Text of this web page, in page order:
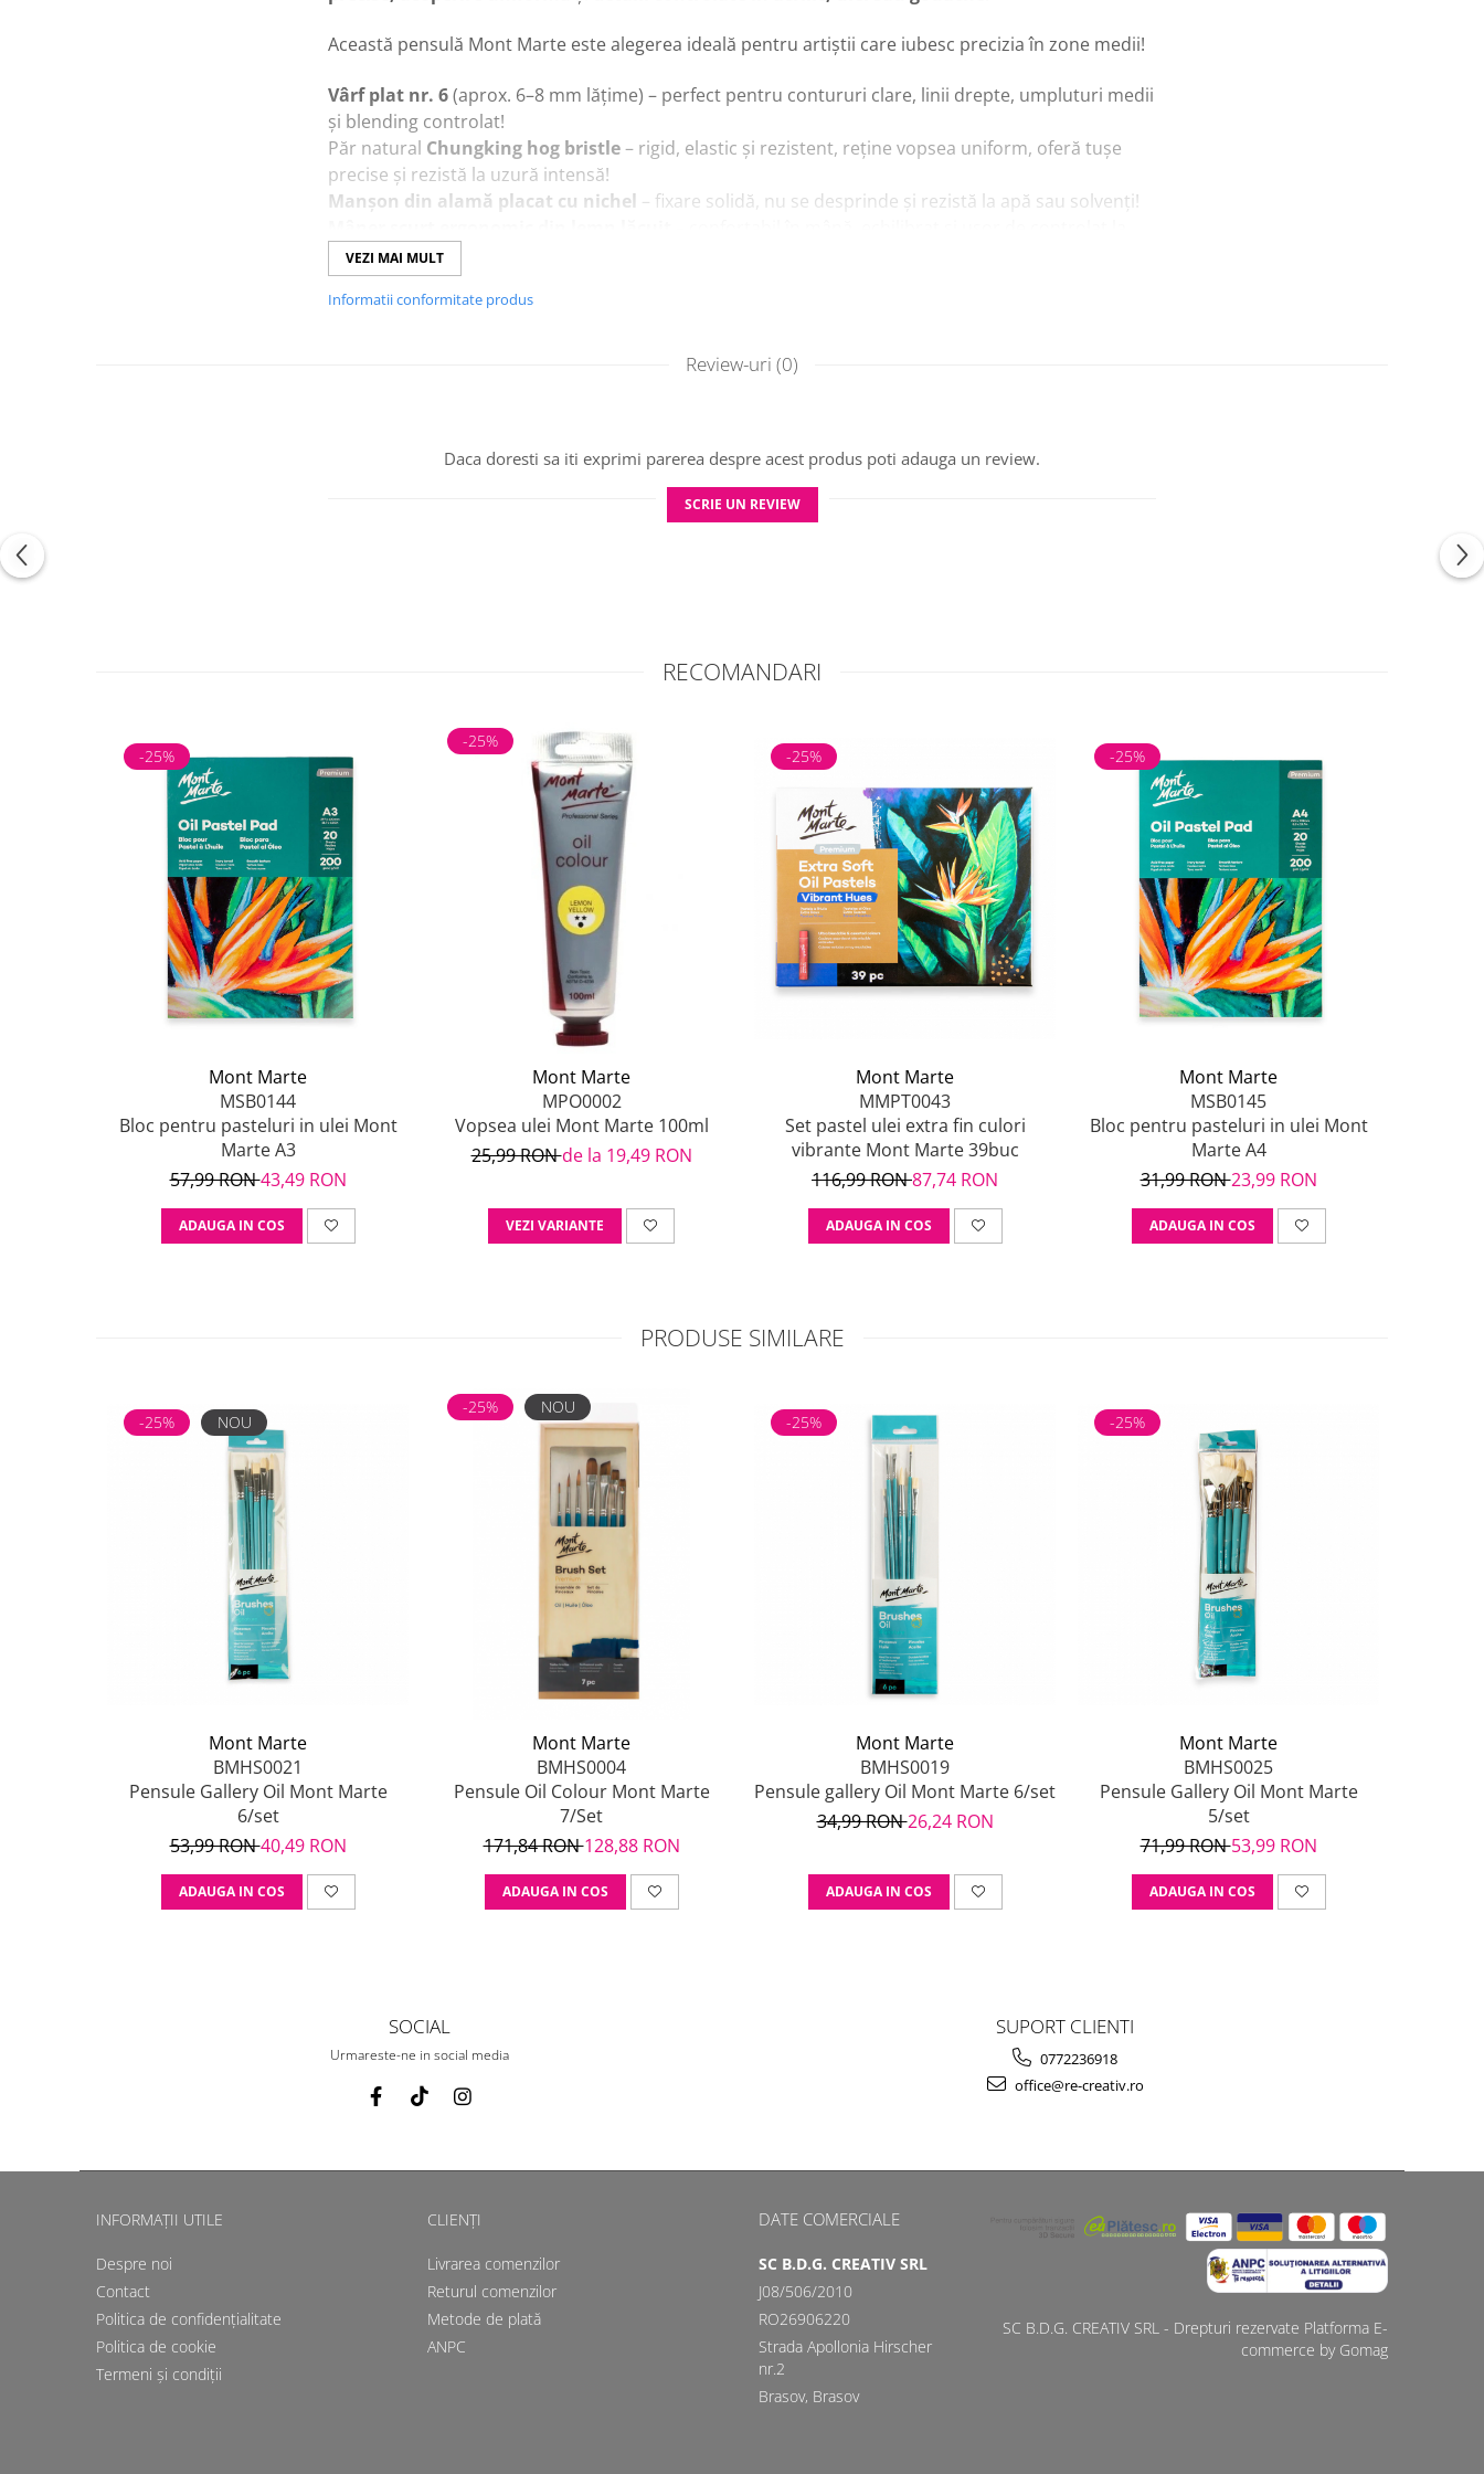
Această pensulă Mont Marte este alegerea ideală pentru artiștii care iubesc precizia în zone medii!
Vârf plat nr. 6(aprox. 6–8 mm lățime) – perfect pentru contururi clare, linii drepte, umpluturi medii
și blending controlat!
Păr natural Chungking hog bristle– rigid, elastic și rezistent, reține vopsea uniform, oferă tușe
precise și rezistă la uzură intensă!
Manșon din alamă placat cu nichel – fixare solidă, nu se desprinde și rezistă la apă sau solvenți!
sesiuni detaliate!
Ideal pentruacrilic, ulei, gouache sau tempera
wow!
acum și lasă detaliile tale să prindă viață cu precizie magică!
VEZI MAI MULT
Informatii conformitate produs
Review-uri (0)
Daca doresti sa iti exprimi parerea despre acest produs poti adauga un review.
SCRIE UN REVIEW
RECOMANDARI
-25%
Mont Marte
MSB0144
Bloc pentru pasteluri in ulei Mont
Marte A3
57,99 RON43,49 RON
ADAUGA IN COS
-25%
Mont Marte
MPO0002
Vopsea ulei Mont Marte 100ml
25,99 RONde la 19,49 RON
VEZI VARIANTE
-25%
Mont Marte
MMPT0043
Set pastel ulei extra fin culori
vibrante Mont Marte 39buc
116,99 RON87,74 RON
ADAUGA IN COS
-25%
Mont Marte
MSB0145
Bloc pentru pasteluri in ulei Mont
Marte A4
31,99 RON23,99 RON
ADAUGA IN COS
PRODUSE SIMILARE
-25% NOU
Mont Marte
BMHS0021
Pensule Gallery Oil Mont Marte
6/set
53,99 RON40,49 RON
ADAUGA IN COS
-25% NOU
Mont Marte
BMHS0004
Pensule Oil Colour Mont Marte
7/Set
171,84 RON128,88 RON
ADAUGA IN COS
-25%
Mont Marte
BMHS0019
Pensule gallery Oil Mont Marte 6/set
34,99 RON26,24 RON
ADAUGA IN COS
-25%
Mont Marte
BMHS0025
Pensule Gallery Oil Mont Marte
5/set
71,99 RON53,99 RON
ADAUGA IN COS
SOCIAL
Urmareste-ne in social media
SUPORT CLIENTI
0772236918
office@re-creativ.ro
INFORMAȚII UTILE
Despre noi
Contact
Politica de confidențialitate
Politica de cookie
Termeni și condiții
CLIENȚI
Livrarea comenzilor
Returul comenzilor
Metode de plată
ANPC
DATE COMERCIALE
SC B.D.G. CREATIV SRL
J08/506/2010
RO26906220
Strada Apollonia Hirscher
nr.2
Brasov, Brasov
SC B.D.G. CREATIV SRL - Drepturi rezervate Platforma E-
commerce by Gomag